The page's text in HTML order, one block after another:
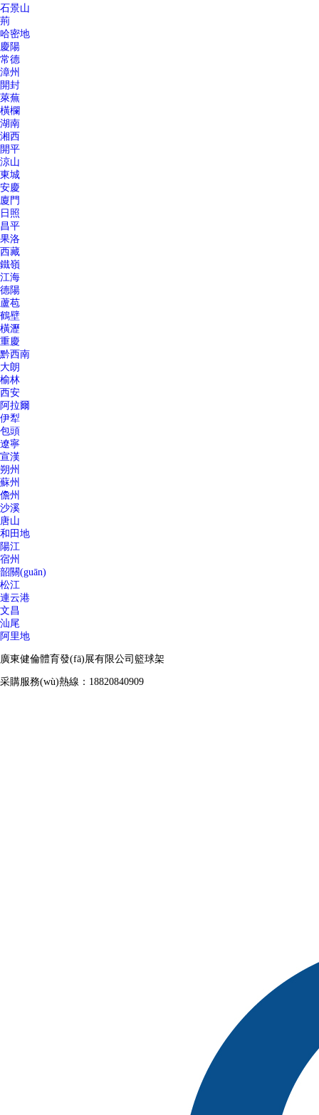
石景山
荊
哈密地
慶陽
常德
漳州
開封
萊蕪
橫欄
湖南
湘西
開平
涼山
東城
安慶
廈門
日照
昌平
果洛
西藏
鐵嶺
江海
德陽
蘆苞
鶴壁
橫瀝
重慶
黔西南
大朗
榆林
西安
阿拉爾
伊犁
包頭
遼寧
宣漢
朔州
蘇州
儋州
沙溪
唐山
和田地
陽江
宿州
韶關(guān)
松江
連云港
文昌
汕尾
阿里地
廣東健倫體育發(fā)展有限公司籃球架
采購服務(wù)熱線：18820840909